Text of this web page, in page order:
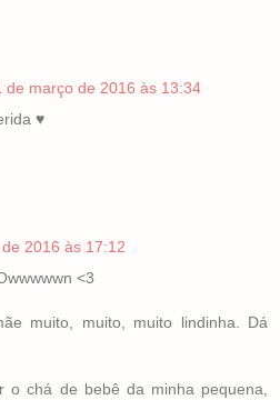
de março de 2016 às 13:34
♥
2016 às 17:12
<3
muito, muito, muito lindinha. Dá
o chá de bebê da minha pequena,